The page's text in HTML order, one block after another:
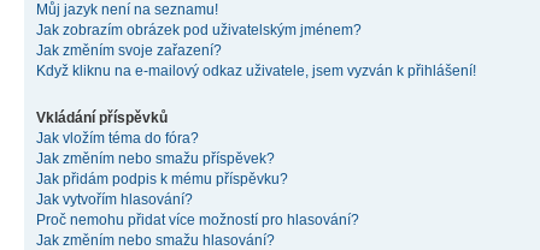
Můj jazyk není na seznamu!
Jak zobrazím obrázek pod uživatelským jménem?
Jak změním svoje zařazení?
Když kliknu na e-mailový odkaz uživatele, jsem vyzván k přihlášení!
Vkládání příspěvků
Jak vložím téma do fóra?
Jak změním nebo smažu příspěvek?
Jak přidám podpis k mému příspěvku?
Jak vytvořím hlasování?
Proč nemohu přidat více možností pro hlasování?
Jak změním nebo smažu hlasování?